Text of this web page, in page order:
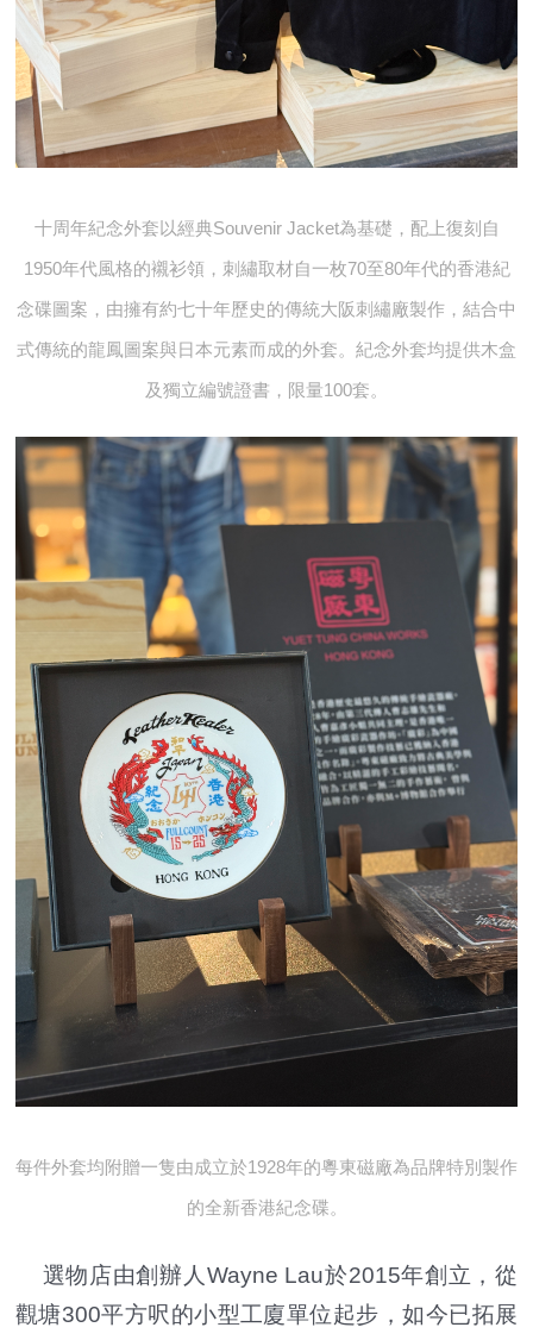
十周年紀念外套以經典Souvenir Jacket為基礎，配上復刻自
1950年代風格的襯衫領，刺繡取材自一枚70至80年代的香港紀
念碟圖案，由擁有約七十年歷史的傳統大阪刺繡廠製作，結合中
式傳統的龍鳳圖案與日本元素而成的外套。紀念外套均提供木盒
及獨立編號證書，限量100套。
每件外套均附贈一隻由成立於1928年的粵東磁廠為品牌特別製作
的全新香港紀念碟。
選物店由創辦人Wayne Lau於2015年創立，從
觀塘300平方呎的小型工廈單位起步，如今已拓展